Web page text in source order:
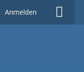
Anmelden